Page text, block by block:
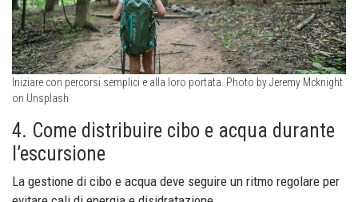
Iniziare con percorsi semplici e alla loro portata. Photo by Jeremy Mcknight
on Unsplash
4. Come distribuire cibo e acqua durante
l’escursione
La gestione di cibo e acqua deve seguire un ritmo regolare per